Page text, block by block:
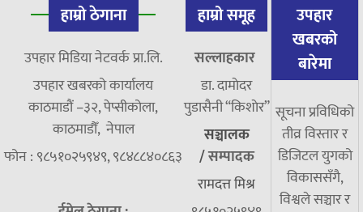
हाम्रो ठेगाना
उपहार मिडिया नेटवर्क प्रा.लि.
उपहार खबरको कार्यालय
काठमाडौं –३२, पेप्सीकोला,
काठमाडौँ, नेपाल
फोन : ९८५१०२५९४९, ९८४८८४०८६३
हाम्रो समूह
सल्लाहकार
डा. दामाेदर
पुडासैनी “किशाेर”
सञ्चालक
/सम्पादक
रामदत्त मिश्र
उपहार
खबरको
बारेमा
सूचना प्रविधिको
तीव्र विस्तार र
डिजिटल युगको
विकाससँगै,
विश्वले सञ्चार र